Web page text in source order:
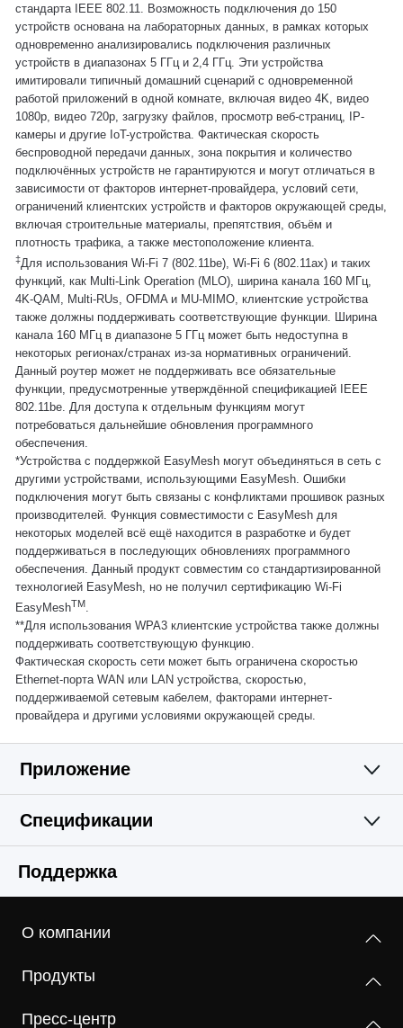
стандарта IEEE 802.11. Возможность подключения до 150
устройств основана на лабораторных данных, в рамках которых
одновременно анализировались подключения различных
устройств в диапазонах 5 ГГц и 2,4 ГГц. Эти устройства
имитировали типичный домашний сценарий с одновременной
работой приложений в одной комнате, включая видео 4K, видео
1080p, видео 720p, загрузку файлов, просмотр веб-страниц, IP-
камеры и другие IoT-устройства. Фактическая скорость
беспроводной передачи данных, зона покрытия и количество
подключённых устройств не гарантируются и могут отличаться в
зависимости от факторов интернет-провайдера, условий сети,
ограничений клиентских устройств и факторов окружающей среды,
включая строительные материалы, препятствия, объём и
плотность трафика, а также местоположение клиента.
‡Для использования Wi-Fi 7 (802.11be), Wi-Fi 6 (802.11ax) и таких
функций, как Multi-Link Operation (MLO), ширина канала 160 МГц,
4K-QAM, Multi-RUs, OFDMA и MU-MIMO, клиентские устройства
также должны поддерживать соответствующие функции. Ширина
канала 160 МГц в диапазоне 5 ГГц может быть недоступна в
некоторых регионах/странах из-за нормативных ограничений.
Данный роутер может не поддерживать все обязательные
функции, предусмотренные утверждённой спецификацией IEEE
802.11be. Для доступа к отдельным функциям могут
потребоваться дальнейшие обновления программного
обеспечения.
*Устройства с поддержкой EasyMesh могут объединяться в сеть с
другими устройствами, использующими EasyMesh. Ошибки
подключения могут быть связаны с конфликтами прошивок разных
производителей. Функция совместимости с EasyMesh для
некоторых моделей всё ещё находится в разработке и будет
поддерживаться в последующих обновлениях программного
обеспечения. Данный продукт совместим со стандартизированной
технологией EasyMesh, но не получил сертификацию Wi-Fi
EasyMeshTM.
**Для использования WPA3 клиентские устройства также должны
поддерживать соответствующую функцию.
Фактическая скорость сети может быть ограничена скоростью
Ethernet-порта WAN или LAN устройства, скоростью,
поддерживаемой сетевым кабелем, факторами интернет-
провайдера и другими условиями окружающей среды.
Приложение
Простое и
функциональное
Спецификации
Wi-Fi
Поддержка стандартов Wi-Fi 802.11be/ax/ac/a/b/g/n
Максимальная скорость
BE3600
Динамический IP/Статический IP/PPPoE/L2TP/PPTP
167 × 117.5 × 41.5 мм
Поддержка
О компании
Продукты
Пресс-центр